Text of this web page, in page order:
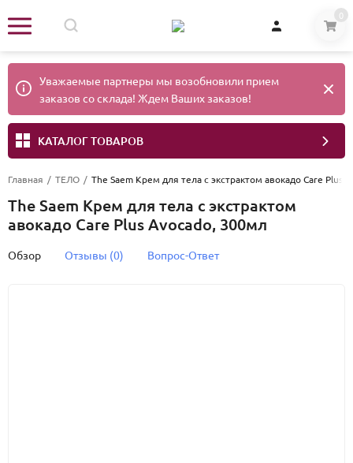
0
Уважаемые партнеры мы возобновили прием
заказов со склада! Ждем Ваших заказов!
КАТАЛОГ ТОВАРОВ
Главная / ТЕЛО / The Saem Крем для тела с экстрактом авокадо Care Plus
The Saem Крем для тела с экстрактом
авокадо Care Plus Avocado, 300мл
Обзор Отзывы (0) Вопрос-Ответ